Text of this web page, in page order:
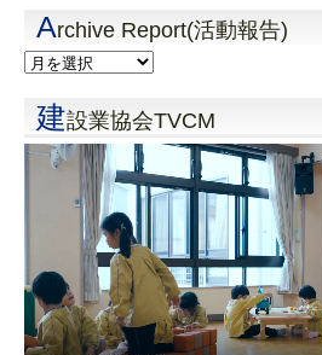
Archive Report(活動報告)
建設業協会TVCM